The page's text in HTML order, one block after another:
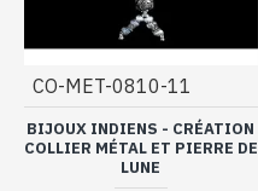
CO-MET-0810-11
BIJOUX INDIENS - CRÉATION
COLLIER MÉTAL ET PIERRE DE
LUNE